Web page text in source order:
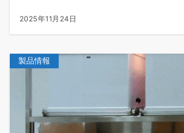
2025年11月24日
製品情報